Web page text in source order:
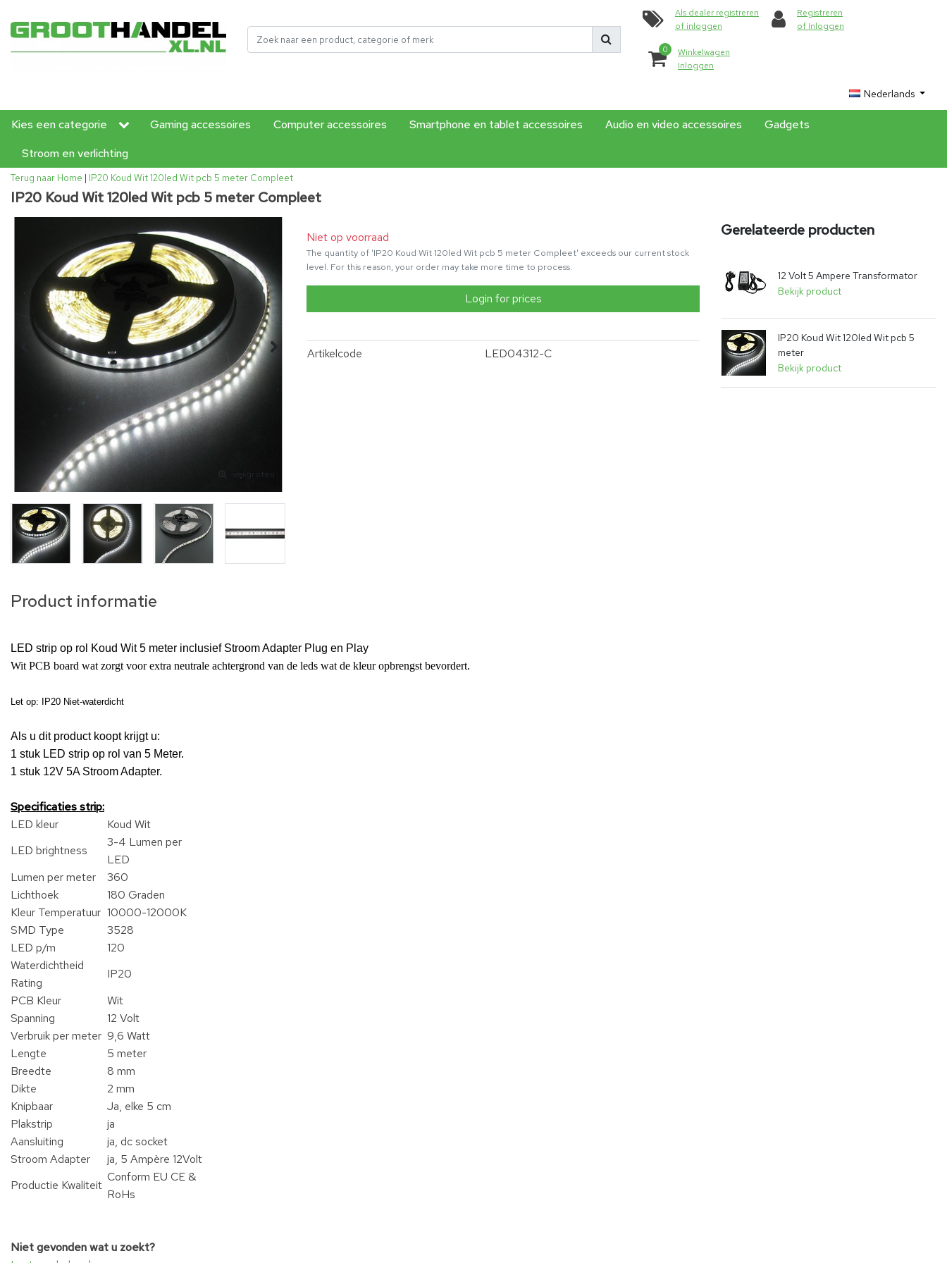
Als dealer registreren
of inloggen
Registreren
of Inloggen
0
Winkelwagen
Inloggen
Nederlands
Kies een categorie Gaming accessoires Computer accessoires Smartphone en tablet accessoires Audio en video accessoires
Gadgets
Stroom en verlichting
Terug naar Home | IP20 Koud Wit 120led Wit pcb 5 meter Compleet
IP20 Koud Wit 120led Wit pcb 5 meter Compleet
vergroten
Niet op voorraad
The quantity of 'IP20 Koud Wit 120led Wit pcb 5 meter Compleet' exceeds our current stock
level. For this reason, your order may take more time to process.
Login for prices
Artikelcode LED04312-C
Product informatie
LED strip op rol Koud Wit 5 meter inclusief Stroom Adapter Plug en Play
Wit PCB board wat zorgt voor extra neutrale achtergrond van de leds wat de kleur opbrengst bevordert.
Let op: IP20 Niet-waterdicht
Als u dit product koopt krijgt u:
1 stuk LED strip op rol van 5 Meter.
1 stuk 12V 5A Stroom Adapter.
Specificaties strip:
LED kleur
Koud Wit
LED brightness
3-4 Lumen per
LED
Lumen per meter
360
Lichthoek
180 Graden
Kleur Temperatuur 10000-12000K
SMD Type
3528
LED p/m
120
Waterdichtheid
Rating
IP20
PCB Kleur
Wit
Spanning
12 Volt
Verbruik per meter 9,6 Watt
Lengte
5 meter
Breedte
8 mm
Dikte
2 mm
Knipbaar
Ja, elke 5 cm
Plakstrip
ja
Aansluiting
ja, dc socket
Stroom Adapter
ja, 5 Ampère 12Volt
Productie Kwaliteit
Conform EU CE &
RoHs
Niet gevonden wat u zoekt?
Gerelateerde producten
12 Volt 5 Ampere Transformator
Bekijk product
IP20 Koud Wit 120led Wit pcb 5
meter
Bekijk product